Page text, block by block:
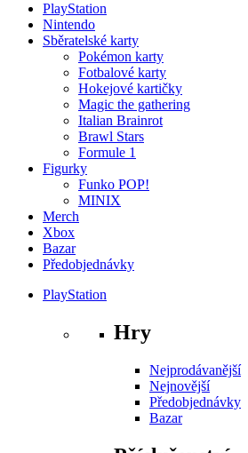
PlayStation
Nintendo
Sběratelské karty
Pokémon karty
Fotbalové karty
Hokejové kartičky
Magic the gathering
Italian Brainrot
Brawl Stars
Formule 1
Figurky
Funko POP!
MINIX
Merch
Xbox
Bazar
Předobjednávky
PlayStation
Hry
Nejprodávanější
Nejnovější
Předobjednávky
Bazar